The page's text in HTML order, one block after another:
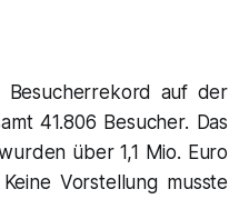
Besucherrekord auf der
41.806 Besucher. Das
über 1,1 Mio. Euro
Vorstellung musste